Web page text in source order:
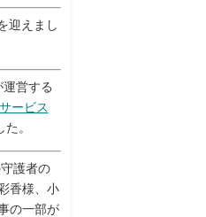
迎えまし
営する
ービス
。
護者の
香様、小
の一部が